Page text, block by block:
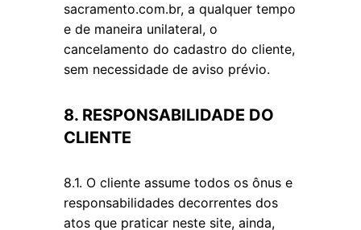
sacramento.com.br, a qualquer tempo
e de maneira unilateral, o
cancelamento do cadastro do cliente,
sem necessidade de aviso prévio.
8. RESPONSABILIDADE DO
CLIENTE
8.1. O cliente assume todos os ônus e
responsabilidades decorrentes dos
atos que praticar neste site, ainda,